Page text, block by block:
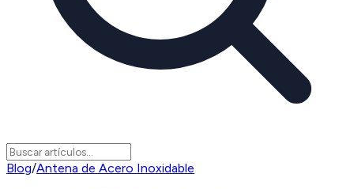
Blog/Antena de Acero Inoxidable